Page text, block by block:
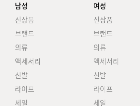
남성
신상품
브랜드
의류
액세서리
신발
라이프
세일
여성
신상품
브랜드
의류
액세서리
신발
라이프
세일